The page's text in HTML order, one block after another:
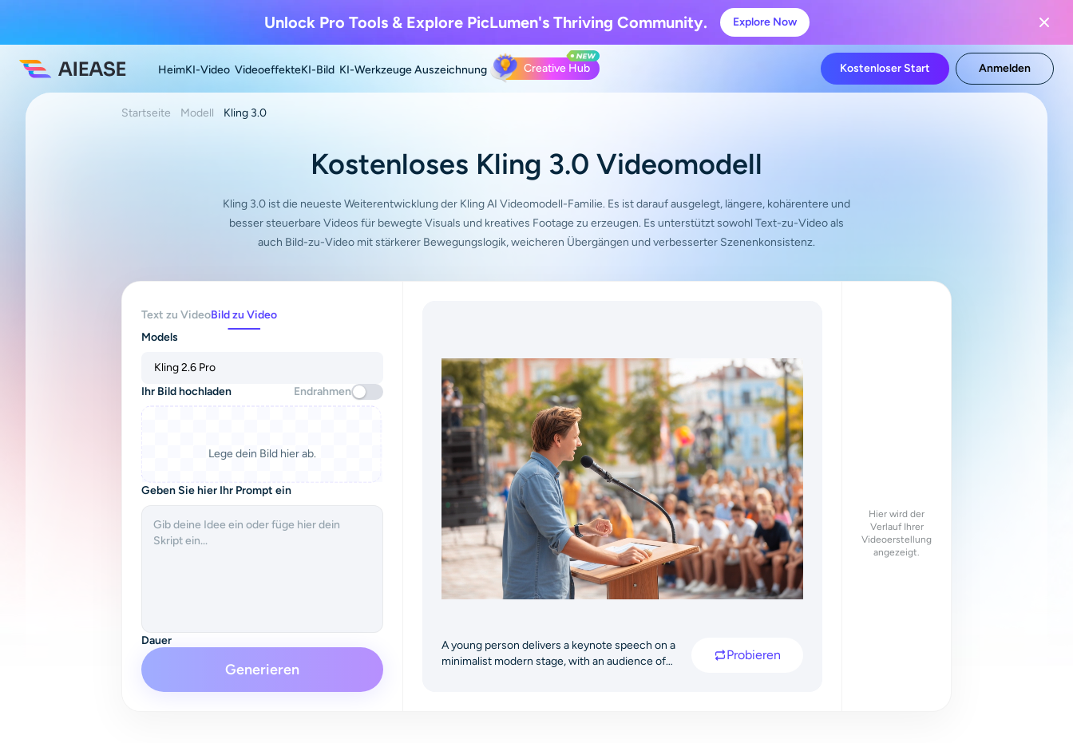
Unlock Pro Tools & ExplorePicLumen's Thriving Community. Explore Now
HeimKI-Video VideoeffekteKI-Bild KI-WerkzeugeAuszeichnung Creative Hub Kostenloser Start Anmelden
Startseite Modell Kling 3.0
Kostenloses Kling 3.0 Videomodell
Kling 3.0 ist die neueste Weiterentwicklung der Kling AI Videomodell-Familie. Es ist darauf ausgelegt, längere, kohärentere und
besser steuerbare Videos für bewegte Visuals und kreatives Footage zu erzeugen. Es unterstützt sowohl Text-zu-Video als
auch Bild-zu-Video mit stärkerer Bewegungslogik, weicheren Übergängen und verbesserter Szenenkonsistenz.
Text zu VideoBild zu Video
Models
Kling 2.6 Pro
Ihr Bild hochladen
Endrahmen
Lege dein Bild hier ab.
Geben Sie hier Ihr Prompt ein
Dauer
Native Audio
Generieren
A young person delivers a keynote speech on a
minimalist modern stage, with an audience of
Probieren
Hier wird der
Verlauf Ihrer
Videoerstellung
angezeigt.